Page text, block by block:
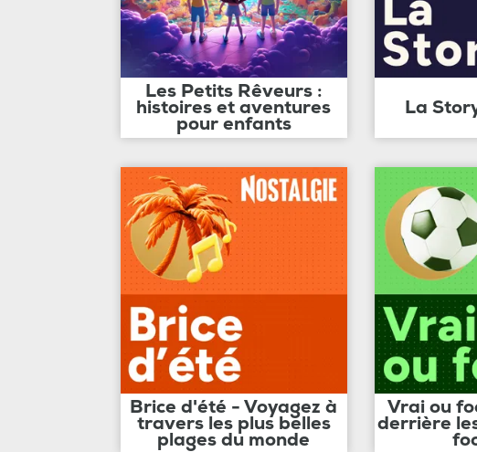
Les Petits Rêveurs :
histoires et aventures
pour enfants
La
Brice d'été - Voyagez à
travers les plus belles
plages du monde
Vrai ou
derrière